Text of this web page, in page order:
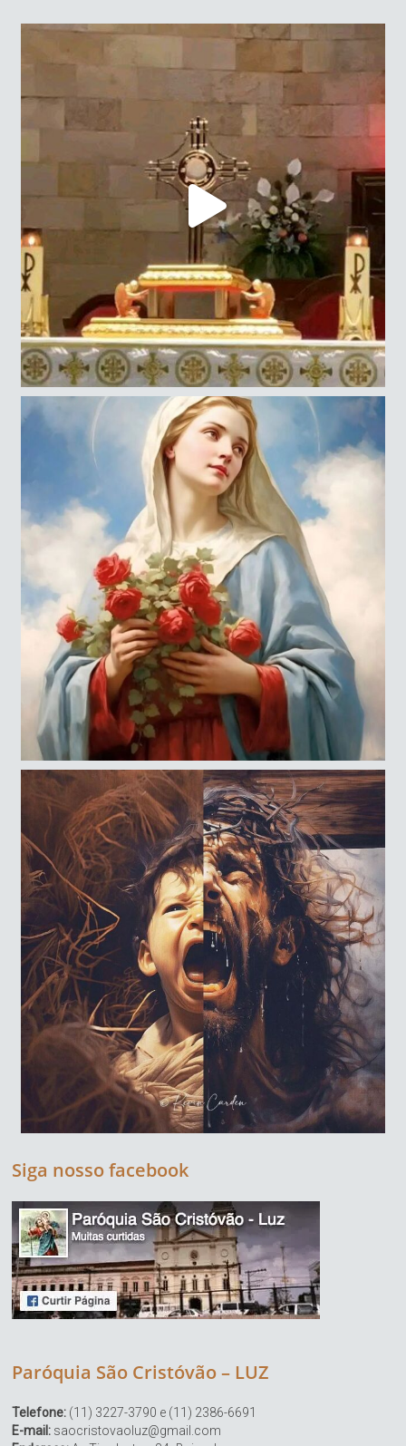
Siga nosso facebook
Paróquia São Cristóvão – LUZ
Telefone: (11) 3227-3790 e (11) 2386-6691
E-mail: saocristovaoluz@gmail.com